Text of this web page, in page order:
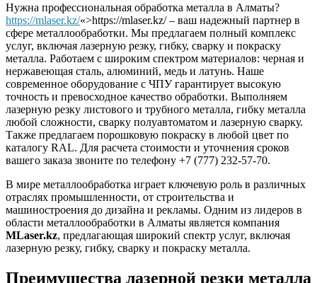
Нужна профессиональная обработка металла в Алматы?
https://mlaser.kz/«>https://mlaser.kz/ – ваш надежный партнер в
сфере металлообработки. Мы предлагаем полный комплекс
услуг, включая лазерную резку, гибку, сварку и покраску
металла. Работаем с широким спектром материалов: черная и
нержавеющая сталь, алюминий, медь и латунь. Наше
современное оборудование с ЧПУ гарантирует высокую
точность и превосходное качество обработки. Выполняем
лазерную резку листового и трубного металла, гибку металла
любой сложности, сварку полуавтоматом и лазерную сварку.
Также предлагаем порошковую покраску в любой цвет по
каталогу RAL. Для расчета стоимости и уточнения сроков
вашего заказа звоните по телефону +7 (777) 232-57-70.
В мире металлообработка играет ключевую роль в различных
отраслях промышленности, от строительства и
машиностроения до дизайна и рекламы. Одним из лидеров в
области металлообработки в Алматы является компания
MLaser.kz, предлагающая широкий спектр услуг, включая
лазерную резку, гибку, сварку и покраску металла.
Преимущества лазерной резки металла